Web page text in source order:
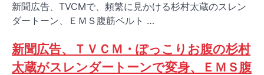
新聞広告、TVCMで、頻繁に見かける杉村太蔵のスレン
ダートーン、ＥＭＳ腹筋ベルト …
新聞広告、ＴＶＣＭ・ぽっこりお腹の杉村
太蔵がスレンダートーンで変身、ＥＭＳ腹